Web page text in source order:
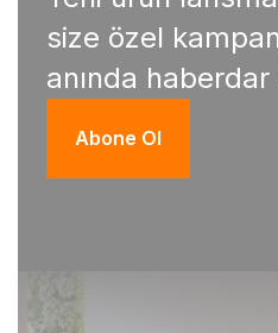
size özel
anında haberdar
Abone Ol